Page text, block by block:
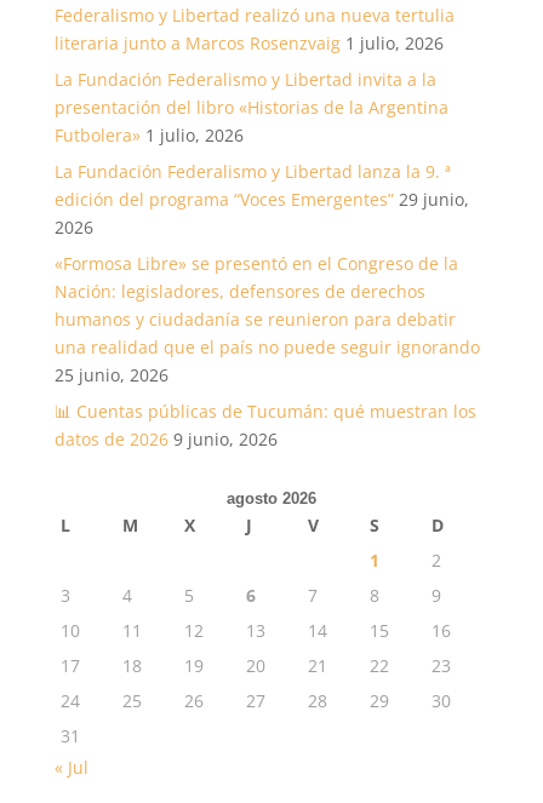
Federalismo y Libertad realizó una nueva tertulia
literaria junto a Marcos Rosenzvaig 1 julio, 2026
La Fundación Federalismo y Libertad invita a la
presentación del libro «Historias de la Argentina
Futbolera» 1 julio, 2026
La Fundación Federalismo y Libertad lanza la 9. ª
edición del programa “Voces Emergentes” 29 junio,
2026
«Formosa Libre» se presentó en el Congreso de la
Nación: legisladores, defensores de derechos
humanos y ciudadanía se reunieron para debatir
una realidad que el país no puede seguir ignorando
25 junio, 2026
📊 Cuentas públicas de Tucumán: qué muestran los
datos de 2026 9 junio, 2026
agosto 2026
L M X J V S
D
1
2
3
4 5 6 7 8
9
10
11 12 13 14 15
16
17
18 19 20 21 22
23
24
25 26 27 28 29
30
31
« Jul